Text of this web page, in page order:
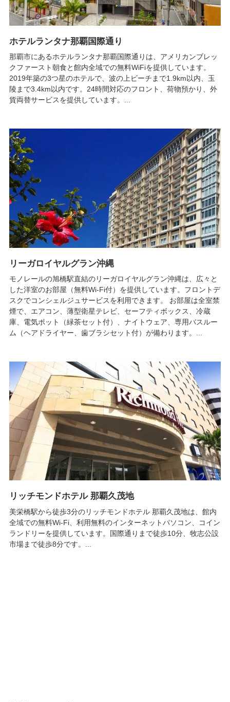
ホテルランタナ那覇国際通り
那覇市にあるホテルランタナ那覇国際通りは、アメリカンブレッ
クファースト朝食と館内全域での無料WiFiを提供しています。
2019年築の3つ星のホテルで、波の上ビーチまで1.9km以内、玉
陵まで3.4km以内です。24時間対応のフロント、荷物預かり、外
貨両替サービスを提供しています。...
リーガロイヤルグラン沖縄
モノレールの旭橋駅直結のリーガロイヤルグラン沖縄は、広々と
した洋室のお部屋（無料Wi-Fi付）を提供しています。フロントデ
スクでコンシェルジュサービスを利用できます。 お部屋は全室禁
煙で、エアコン、薄型衛星テレビ、セーフティボックス、冷蔵
庫、電気ポット（緑茶セット付）、ナイトウェア、専用バスルー
ム（ヘアドライヤー、歯ブラシセット付）が備わります。...
リッチモンドホテル 那覇久茂地
美栄橋駅から徒歩3分のリッチモンドホテル 那覇久茂地は、館内
全域での無料Wi-Fi、利用無料のインターネットパソコン、コイン
ランドリーを提供しています。国際通りまで徒歩10分、牧志公設
市場まで徒歩8分です。...